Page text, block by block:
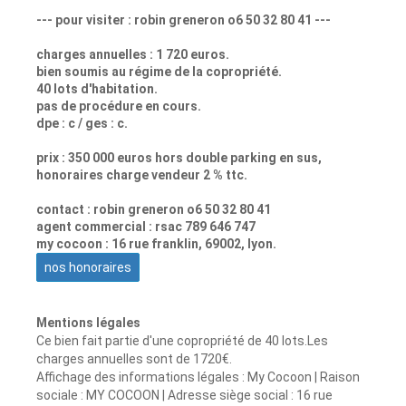
--- pour visiter : robin greneron o6 50 32 80 41 ---
charges annuelles : 1 720 euros.
bien soumis au régime de la copropriété.
40 lots d'habitation.
pas de procédure en cours.
dpe : c / ges : c.
prix : 350 000 euros hors double parking en sus,
honoraires charge vendeur 2 % ttc.
contact : robin greneron o6 50 32 80 41
agent commercial : rsac 789 646 747
my cocoon : 16 rue franklin, 69002, lyon.
nos honoraires
Mentions légales
Ce bien fait partie d'une copropriété de 40 lots.Les
charges annuelles sont de 1720€.
Affichage des informations légales : My Cocoon | Raison
sociale : MY COCOON | Adresse siège social : 16 rue